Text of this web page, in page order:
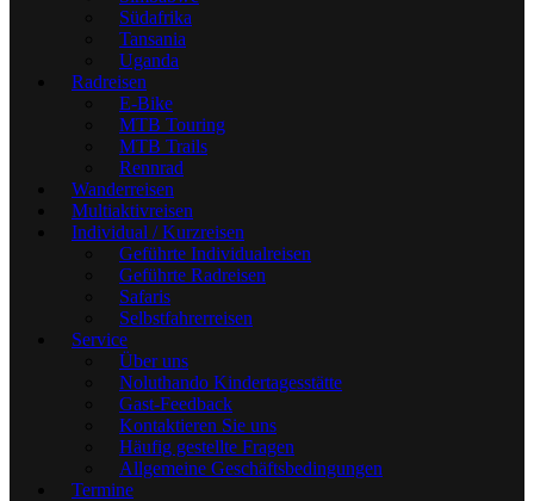
Südafrika
Tansania
Uganda
Radreisen
E-Bike
MTB Touring
MTB Trails
Rennrad
Wanderreisen
Multiaktivreisen
Individual / Kurzreisen
Geführte Individualreisen
Geführte Radreisen
Safaris
Selbstfahrerreisen
Service
Über uns
Noluthando Kindertagesstätte
Gast-Feedback
Kontaktieren Sie uns
Häufig gestellte Fragen
Allgemeine Geschäftsbedingungen
Termine